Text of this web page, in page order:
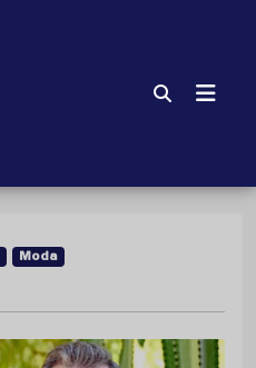
Moda